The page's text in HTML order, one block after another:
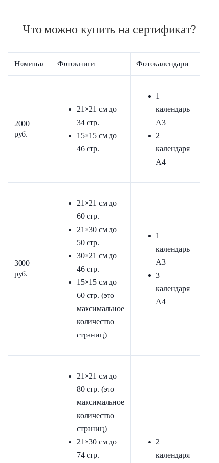
Что можно купить на сертификат?
Номинал Фотокниги Фотокалендари
2000
руб.
21×21 см до
34 стр.
15×15 см до
46 стр.
1
календарь
А3
2
календаря
А4
3000
руб.
21×21 см до
60 стр.
21×30 см до
50 стр.
30×21 см до
46 стр.
15×15 см до
60 стр. (это
максимальное
количество
страниц)
1
календарь
А3
3
календаря
А4
21×21 см до
80 стр. (это
максимальное
количество
страниц)
21×30 см до
74 стр.
2
календаря